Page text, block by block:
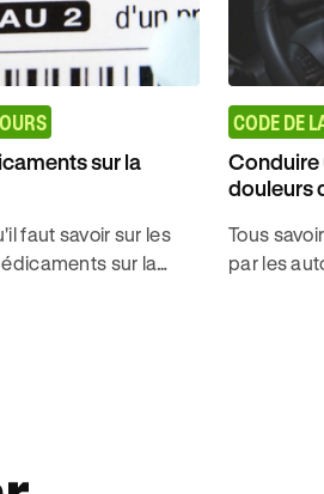
sur la
faut savoir sur les
sur la
CODE DE
Conduire
douleurs
Tous
par les